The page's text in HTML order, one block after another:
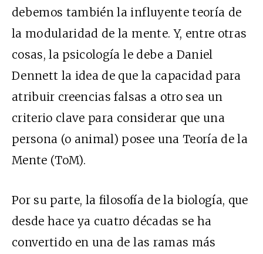
debemos también la influyente teoría de
la modularidad de la mente. Y, entre otras
cosas, la psicología le debe a Daniel
Dennett la idea de que la capacidad para
atribuir creencias falsas a otro sea un
criterio clave para considerar que una
persona (o animal) posee una Teoría de la
Mente (ToM).
Por su parte, la filosofía de la biología, que
desde hace ya cuatro décadas se ha
convertido en una de las ramas más